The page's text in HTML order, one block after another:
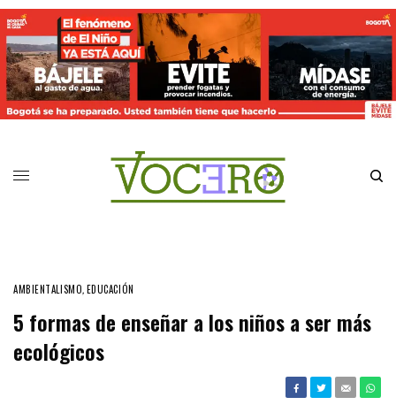
AMBIENTALISMO,EDUCACIÓN
5 formas de enseñar a los niños a ser más
ecológicos